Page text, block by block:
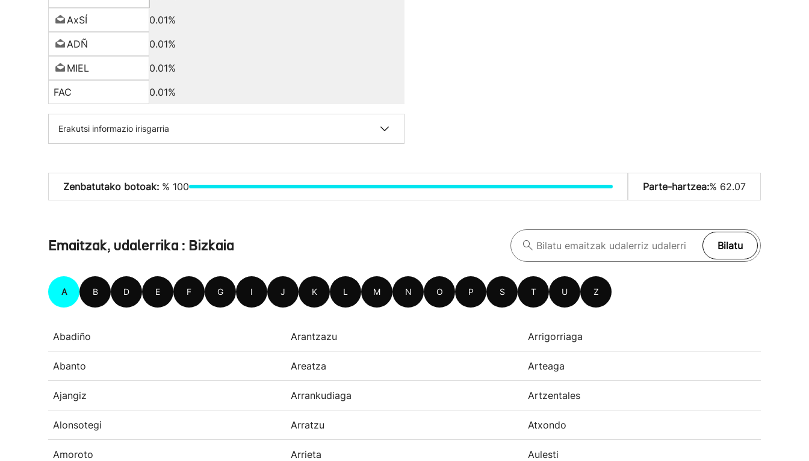
AxSÍ
0.01%
ADÑ
0.01%
MIEL
0.01%
FAC
0.01%
Erakutsi informazio irisgarria
Zenbatutako botoak: % 100 Parte-hartzea:% 62.07
Emaitzak, udalerrika : Bizkaia Bilatu
A B D E F G I J K L M N O P S T U Z
Abadiño Arantzazu Arrigorriaga
Abanto Areatza Arteaga
Ajangiz Arrankudiaga Artzentales
Alonsotegi Arratzu Atxondo
Amoroto Arrieta Aulesti